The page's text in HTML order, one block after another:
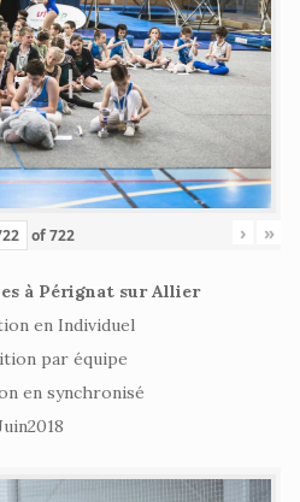
of722 › »
à Pérignat sur Allier
en Individuel
par équipe
en synchronisé